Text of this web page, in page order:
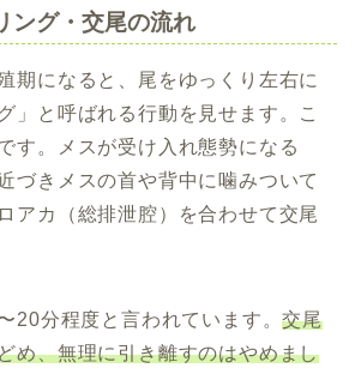
ング・交尾の流れ
期になると、尾をゆっくり左右に
」と呼ばれる行動を見せます。こ
す。メスが受け入れ態勢になる
づきメスの首や背中に噛みついて
アカ（総排泄腔）を合わせて交尾
20分程度と言われています。交尾
め、無理に引き離すのはやめまし